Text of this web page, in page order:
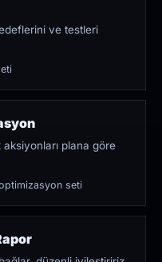
ve testleri
plana göre
seti